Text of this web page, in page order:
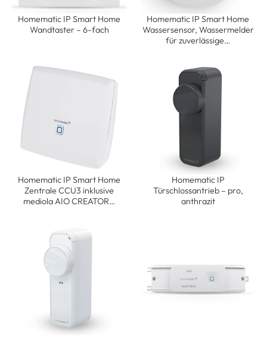
Homematic IP Smart Home
Wandtaster – 6-fach
Homematic IP Smart Home
Wassersensor, Wassermelder
für zuverlässige…
Homematic IP Smart Home
Zentrale CCU3 inklusive
mediola AIO CREATOR…
Homematic IP
Türschlossantrieb – pro,
anthrazit